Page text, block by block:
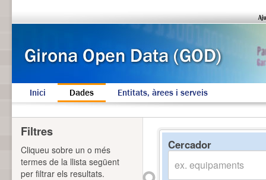
Inici Dades Entitats, àrees i serveis
Cercador
Filtres
Cliqueu sobre un o més
termes de la llista següent
per filtrar els resultats.